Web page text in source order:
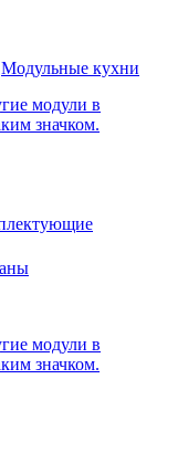
Модульные кухни
модули в
значком.
модули в
значком.